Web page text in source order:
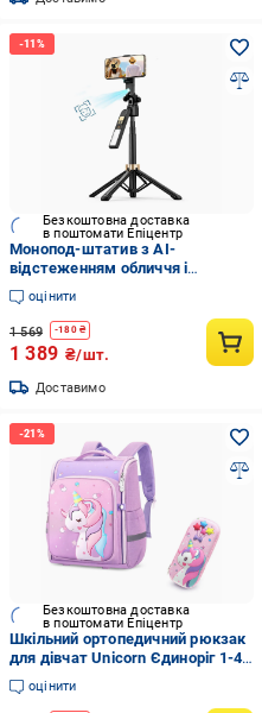
Безкоштовна доставка
в поштомати Епіцентр
Монопод-штатив з AI-
відстеженням обличчя і
Bluetooth-пультом FACETRACK зі
стабілізатором 360 (31920550)
оцінити
1 569 -180₴
1 389 ₴/шт.
Доставимо
Безкоштовна доставка
в поштомати Епіцентр
Шкільний ортопедичний рюкзак
для дівчат Unicorn Єдиноріг 1-4
клас і пенал Рожевий (33066633)
оцінити